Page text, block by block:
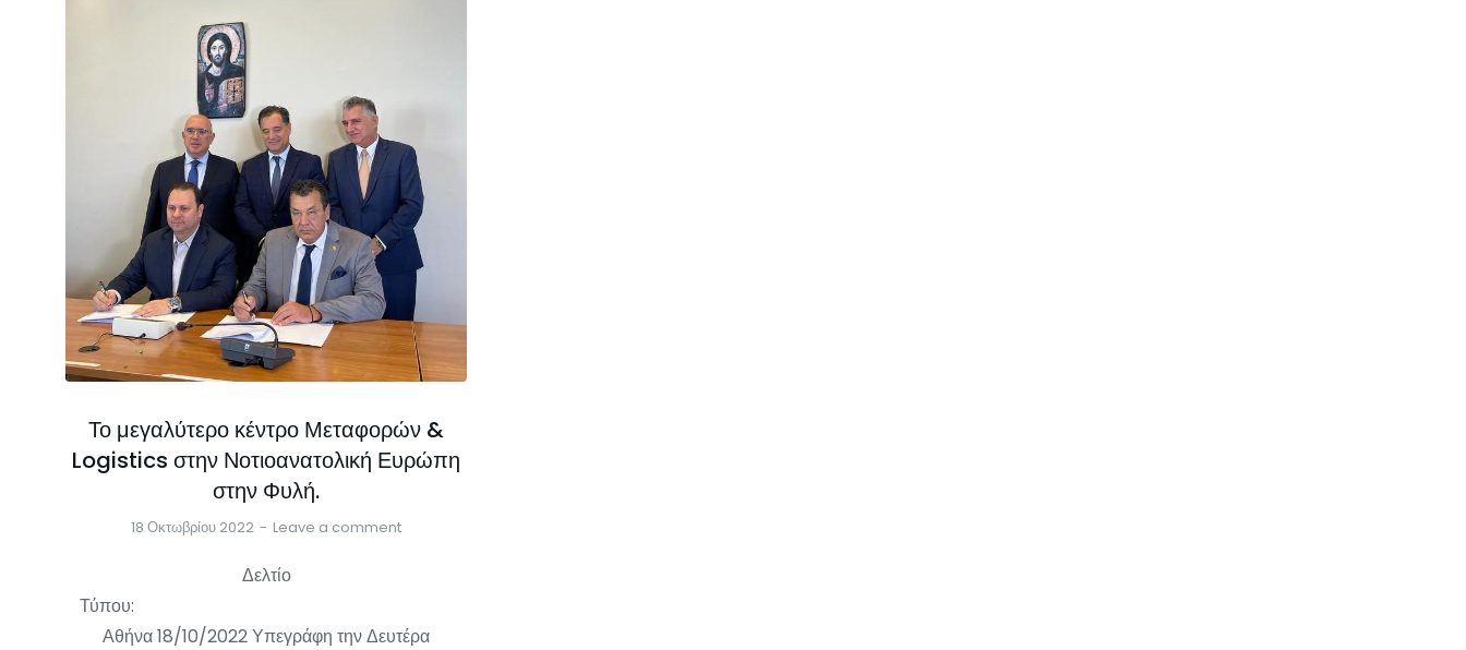
Το μεγαλύτερο κέντρο Μεταφορών &
Logistics στην Νοτιοανατολική Ευρώπη
στην Φυλή.
18 Οκτωβρίου 2022 Leave a comment
Δελτίο
Τύπου:
Αθήνα 18/10/2022 Υπεγράφη την Δευτέρα